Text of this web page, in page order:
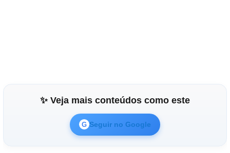
✨ Veja mais conteúdos como este
G Seguir no Google